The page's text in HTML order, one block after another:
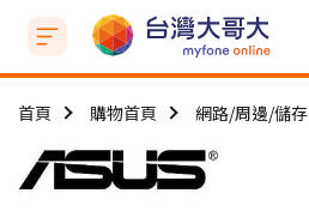
首頁 購物首頁 網路/周邊/儲存